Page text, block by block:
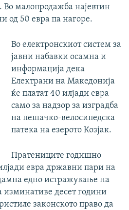
Во малопродажба најевтин
од 50 евра па нагоре.
Во електронскиот систем за
јавни набавки осамна и
информација дека
Електрани на Македонија
ќе платат 40 илјади евра
само за надзор за изградба
на пешачко-велосипедска
патека на езерото Козјак.
Пратениците годишно
евра државни пари на
едно истражување на
десет години
законското право да